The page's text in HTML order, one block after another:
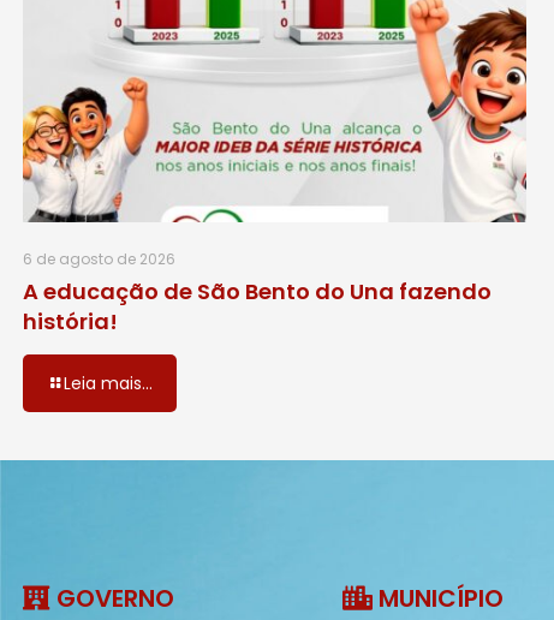
6 de agosto de 2026
A educação de São Bento do Una fazendo
história!
Leia mais...
GOVERNO MUNICÍPIO